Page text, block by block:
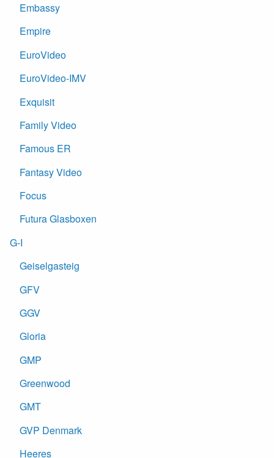
Embassy
Empire
EuroVideo
EuroVideo-IMV
Exquisit
Family Video
Famous ER
Fantasy Video
Focus
Futura Glasboxen
G-I
Geiselgasteig
GFV
GGV
Gloria
GMP
Greenwood
GMT
GVP Denmark
Heeres